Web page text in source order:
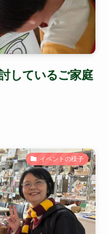
しているご家庭
イベントの様子